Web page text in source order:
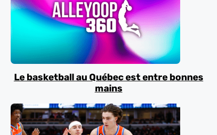
Le basketball au Québec est entre bonnes
mains